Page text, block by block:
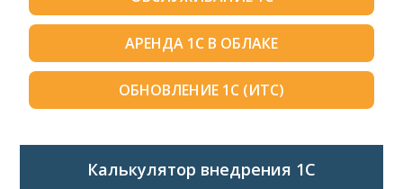
АРЕНДА 1С В ОБЛАКЕ
ОБНОВЛЕНИЕ 1С (ИТС)
Калькулятор внедрения 1C